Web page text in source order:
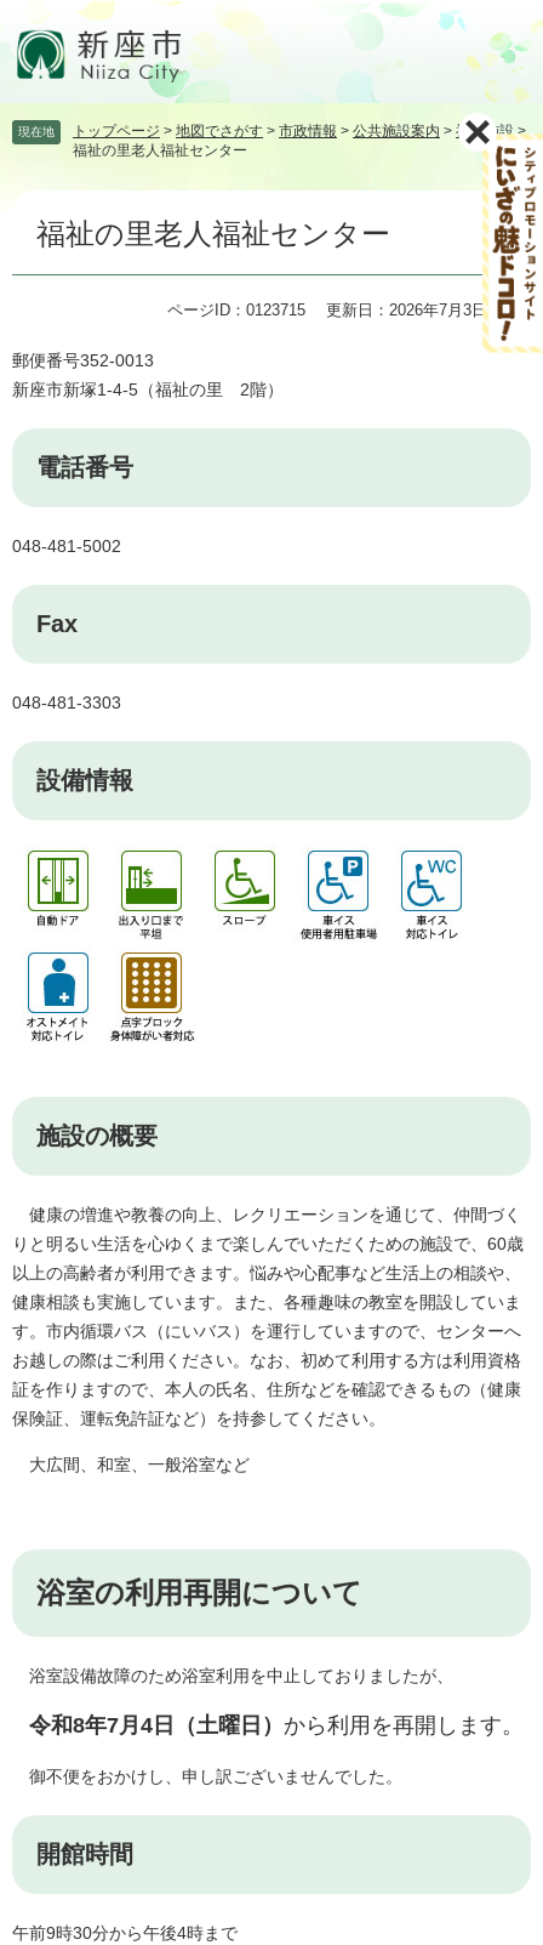
頭飛 現在地 トップページ > 地図でさがす > 市政情報 > 公共施設案内 > 福祉施設>
福祉の里老人福祉センター
福祉の里老人福祉センター
ページID：0123715 更新日：2026年7月3日更新
郵便番号352-0013
新座市新塚1-4-5（福祉の里 2階）
電話番号
048-481-5002
Fax
048-481-3303
設備情報
施設の概要
健康の増進や教養の向上、レクリエーションを通じて、仲間づく
りと明るい生活を心ゆくまで楽しんでいただくための施設で、60歳
以上の高齢者が利用できます。悩みや心配事など生活上の相談や、
健康相談も実施しています。また、各種趣味の教室を開設していま
す。市内循環バス（にいバス）を運行していますので、センターへ
お越しの際はご利用ください。なお、初めて利用する方は利用資格
証を作りますので、本人の氏名、住所などを確認できるもの（健康
保険証、運転免許証など）を持参してください。
大広間、和室、一般浴室など
浴室の利用再開について
浴室設備故障のため浴室利用を中止しておりましたが、
令和8年7月4日（土曜日） から利用を再開します。
御不便をおかけし、申し訳ございませんでした。
開館時間
午前9時30分から午後4時まで